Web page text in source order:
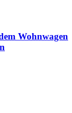
Wohnwagen